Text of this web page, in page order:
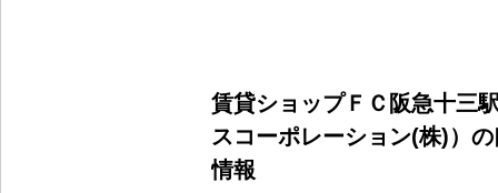
賃貸ショップＦＣ阪急十三
スコーポレーション(株)）
情報